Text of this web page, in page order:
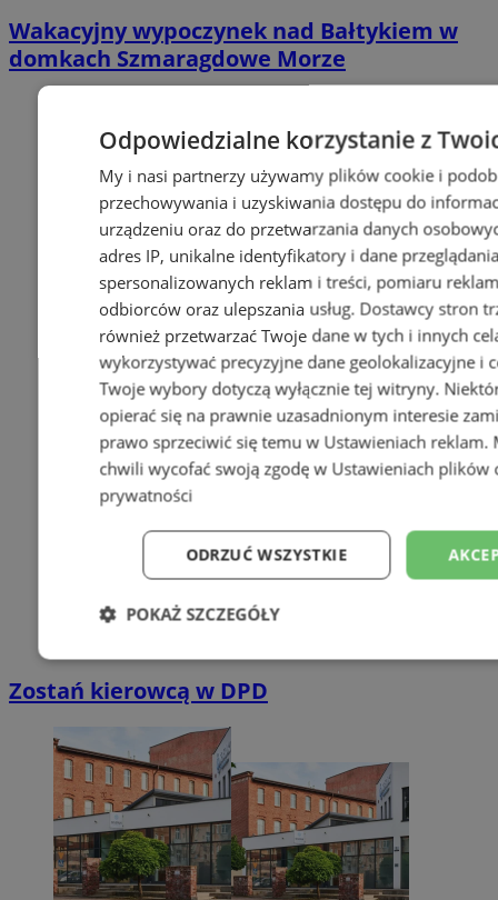
Wakacyjny wypoczynek nad Bałtykiem w
domkach Szmaragdowe Morze
Zostań kierowcą w DPD
Odpowiedzialne korzystanie z
My i nasi partnerzy używamy plików cookie i
przechowywania i uzyskiwania dostępu do
urządzeniu oraz do przetwarzania danych
adres IP, unikalne identyfikatory i dane
spersonalizowanych reklam i treści, pomiaru
odbiorców oraz ulepszania usług. Dostawcy stron
również przetwarzać Twoje dane w tych i innych
wykorzystywać precyzyjne dane geolokalizacyjne i
Twoje wybory dotyczą wyłącznie tej witryny.
opierać się na prawnie uzasadnionym interesie
prawo sprzeciwić się temu w Ustawieniach reklam.
chwili wycofać swoją zgodę w Ustawieniach plików
prywatności
ODRZUĆ WSZYSTKIE
POKAŻ SZCZEGÓŁY
Niezbędne Wydajność